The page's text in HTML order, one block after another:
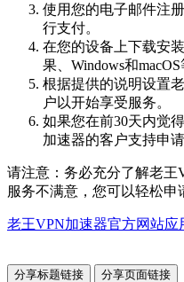
使用您的电子邮件注
行支付。
在您的设备上下载安
果、Windows和macOS
根据提供的说明设置
户以开始享受服务。
如果您在前30天内觉
加速器的客户支持申请
请注意：务必充分了解老
服务不满意，您可以轻松申
老王VPN加速器官方网站应
分享标题链接 分享页面链接